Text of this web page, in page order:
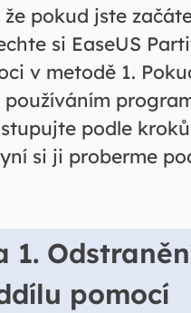
pokud jste
si EaseUS
v metodě 1.
používáním
podle
si ji proberme
1.
pomocí